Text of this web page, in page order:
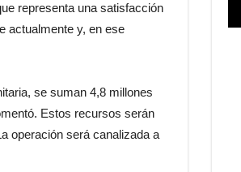
representa una satisfacción
actualmente y, en ese
se suman 4,8 millones
Estos recursos serán
operación será canalizada a